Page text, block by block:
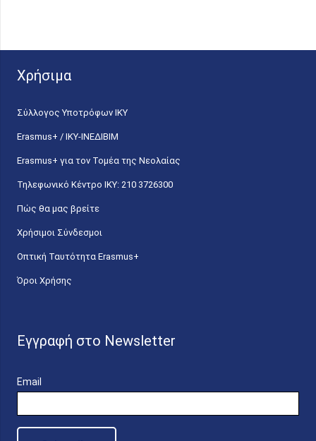
Χρήσιμα
Σύλλογος Υποτρόφων ΙΚΥ
Erasmus+ / ΙΚΥ-ΙΝΕΔΙΒΙΜ
Erasmus+ για τον Τομέα της Νεολαίας
Τηλεφωνικό Κέντρο IKY: 210 3726300
Πώς θα μας βρείτε
Χρήσιμοι Σύνδεσμοι
Οπτική Ταυτότητα Erasmus+
Όροι Χρήσης
Εγγραφή στο Newsletter
Email